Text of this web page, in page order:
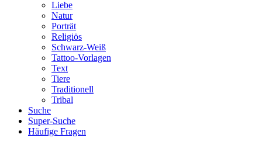
Liebe
Natur
Porträt
Religiös
Schwarz-Weiß
Tattoo-Vorlagen
Text
Tiere
Traditionell
Tribal
Suche
Super-Suche
Häufige Fragen